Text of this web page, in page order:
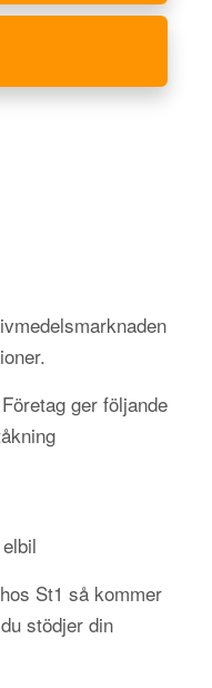
ger följande
St1 så kommer
stödjer din